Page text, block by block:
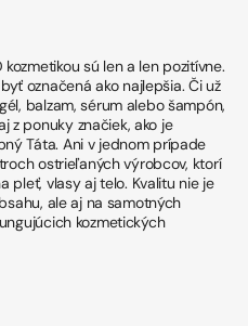
sú len a len pozitívne.
označená ako najlepšia. Či už
balzam, sérum alebo šampón,
z ponuky značiek, ako je
Táta. Ani v jednom prípade
ostrieľaných výrobcov, ktorí
pleť, vlasy aj telo. Kvalitu nie je
ale aj na samotných
kozmetických